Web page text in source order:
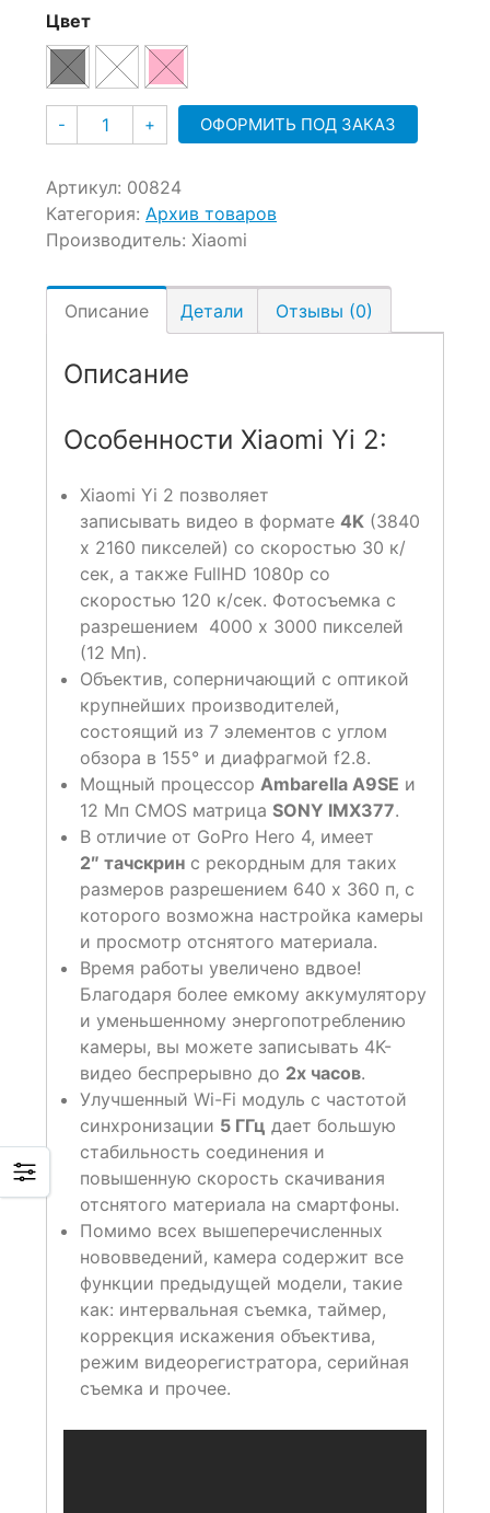
Цвет
- Количество
+ ОФОРМИТЬ ПОД ЗАКАЗ
Артикул: 00824
Категория: Архив товаров
Производитель: Xiaomi
Описание Детали Отзывы (0)
Описание
Особенности Xiaomi Yi 2:
Xiaomi Yi 2 позволяет
записывать видео в формате 4K (3840
x 2160 пикселей) со скоростью 30 к/
сек, а также FullHD 1080p со
скоростью 120 к/сек. Фотосъемка с
разрешением 4000 x 3000 пикселей
(12 Мп).
Объектив, соперничающий с оптикой
крупнейших производителей,
состоящий из 7 элементов с углом
обзора в 155° и диафрагмой f2.8.
Мощный процессор Ambarella A9SE и
12 Мп CMOS матрица SONY IMX377.
В отличие от GoPro Hero 4, имеет
2″ тачскрин с рекордным для таких
размеров разрешением 640 x 360 п, с
которого возможна настройка камеры
и просмотр отснятого материала.
Время работы увеличено вдвое!
Благодаря более емкому аккумулятору
и уменьшенному энергопотреблению
камеры, вы можете записывать 4K-
видео беспрерывно до 2х часов.
Улучшенный Wi-Fi модуль с частотой
синхронизации 5 ГГц дает большую
стабильность соединения и
повышенную скорость скачивания
отснятого материала на смартфоны.
Помимо всех вышеперечисленных
нововведений, камера содержит все
функции предыдущей модели, такие
как: интервальная съемка, таймер,
коррекция искажения объектива,
режим видеорегистратора, серийная
съемка и прочее.